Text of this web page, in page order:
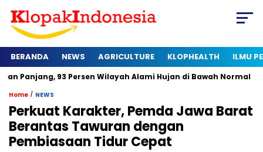
BERANDA NEWS AGRICULTURE KLOPHEALTH ILMU
Persen Wilayah Alami Hujan di Bawah Normal Kapan
Home / NEWS
Perkuat Karakter, Pemda Jawa Barat
Berantas Tawuran dengan
Pembiasaan Tidur Cepat